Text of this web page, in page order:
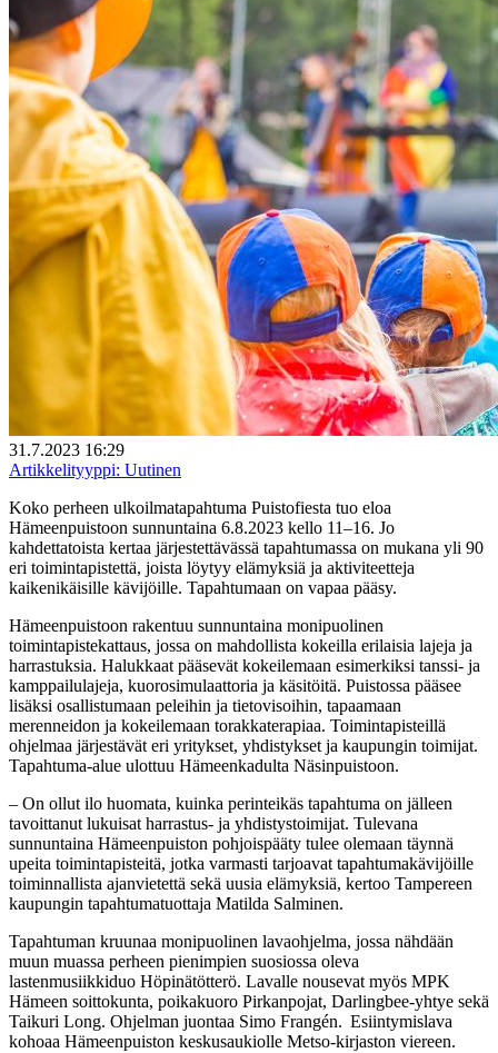
31.7.2023 16:29
Artikkelityyppi: Uutinen
Koko perheen ulkoilmatapahtuma Puistofiesta tuo eloa
Hämeenpuistoon sunnuntaina 6.8.2023 kello 11–16. Jo
kahdettatoista kertaa järjestettävässä tapahtumassa on mukana yli 90
eri toimintapistettä, joista löytyy elämyksiä ja aktiviteetteja
kaikenikäisille kävijöille. Tapahtumaan on vapaa pääsy.
Hämeenpuistoon rakentuu sunnuntaina monipuolinen
toimintapistekattaus, jossa on mahdollista kokeilla erilaisia lajeja ja
harrastuksia. Halukkaat pääsevät kokeilemaan esimerkiksi tanssi- ja
kamppailulajeja, kuorosimulaattoria ja käsitöitä. Puistossa pääsee
lisäksi osallistumaan peleihin ja tietovisoihin, tapaamaan
merenneidon ja kokeilemaan torakkaterapiaa. Toimintapisteillä
ohjelmaa järjestävät eri yritykset, yhdistykset ja kaupungin toimijat.
Tapahtuma-alue ulottuu Hämeenkadulta Näsinpuistoon.
‒ On ollut ilo huomata, kuinka perinteikäs tapahtuma on jälleen
tavoittanut lukuisat harrastus- ja yhdistystoimijat. Tulevana
sunnuntaina Hämeenpuiston pohjoispääty tulee olemaan täynnä
upeita toimintapisteitä, jotka varmasti tarjoavat tapahtumakävijöille
toiminnallista ajanvietettä sekä uusia elämyksiä, kertoo Tampereen
kaupungin tapahtumatuottaja Matilda Salminen.
Tapahtuman kruunaa monipuolinen lavaohjelma, jossa nähdään
muun muassa perheen pienimpien suosiossa oleva
lastenmusiikkiduo Höpinätötterö. Lavalle nousevat myös MPK
Hämeen soittokunta, poikakuoro Pirkanpojat, Darlingbee-yhtye sekä
Taikuri Long. Ohjelman juontaa Simo Frangén. Esiintymislava
kohoaa Hämeenpuiston keskusaukiolle Metso-kirjaston viereen.